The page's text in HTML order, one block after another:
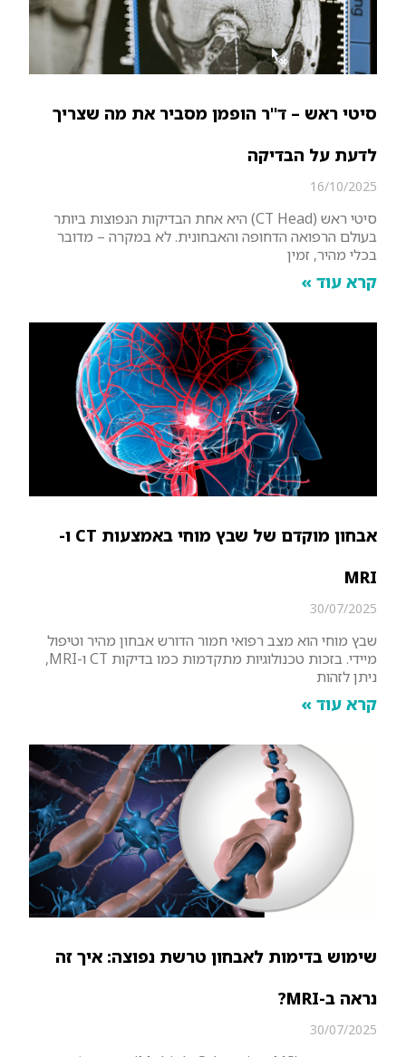
סיטי ראש – ד"ר הופמן מסביר את מה שצריך
לדעת על הבדיקה
16/10/2025
סיטי ראש (CT Head) היא אחת הבדיקות הנפוצות ביותר
בעולם הרפואה הדחופה והאבחונית. לא במקרה – מדובר
בכלי מהיר, זמין
קרא עוד »
אבחון מוקדם של שבץ מוחי באמצעות CT ו-
MRI
30/07/2025
שבץ מוחי הוא מצב רפואי חמור הדורש אבחון מהיר וטיפול
מיידי. בזכות טכנולוגיות מתקדמות כמו בדיקות CT ו-MRI,
ניתן לזהות
קרא עוד »
שימוש בדימות לאבחון טרשת נפוצה: איך זה
נראה ב-MRI?
30/07/2025